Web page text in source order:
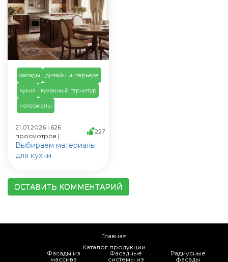
фасады дизайн интерьера
кухня кухонный гарнитур
материалы
21.01.2026 | 626
просмотров |
227
Выбираем материалы
для кухни
ОСТАВИТЬ КОММЕНТАРИЙ
Главная
Каталог продукции
Фасады из
массива
Фасадные
системы из
Радиусные
фасады